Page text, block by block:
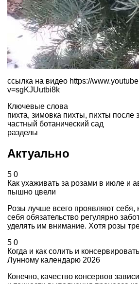
ссылка на видео https://
v=sgKJUutbi8k
Ключевые слова
пихта, зимовка пихты, пихты после
частный ботанический сад
разделы
Актуально
5 0
Как ухаживать за розами в июле и
пышно цвели
Розы лучше всего проявляют себя,
себя обязательство регулярно
уделять им внимание. Хотя розы
5 0
Когда и как солить и
Лунному календарю 2026
Конечно, качество консервов